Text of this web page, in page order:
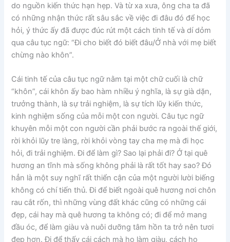
do nguồn kiến thức hạn hẹp. Và từ xa xưa, ông cha ta đã
có những nhận thức rất sâu sắc về việc đi đâu đó để học
hỏi, ý thức ấy đã được đúc rút một cách tinh tế và dí dỏm
qua câu tục ngữ: “Đi cho biết đó biết đâu/Ở nhà với mẹ biết
chừng nào khôn”.
Cái tinh tế của câu tục ngữ nằm tại một chữ cuối là chữ
“khôn”, cái khôn ấy bao hàm nhiều ý nghĩa, là sự già dặn,
trưởng thành, là sự trải nghiệm, là sự tích lũy kiến thức,
kinh nghiệm sống của mỗi một con người. Câu tục ngữ
khuyên mỗi một con người cần phải bước ra ngoài thế giới,
rời khỏi lũy tre làng, rời khỏi vòng tay cha mẹ mà đi học
hỏi, đi trải nghiệm. Đi để làm gì? Sao lại phải đi? Ở tại quê
hương an tĩnh mà sống không phải là rất tốt hay sao? Đó
hẳn là một suy nghĩ rất thiển cận của một người lười biếng
không có chí tiến thủ. Đi để biết ngoài quê hương nơi chôn
rau cắt rốn, thì những vùng đất khác cũng có những cái
đẹp, cái hay mà quê hương ta không có; đi để mở mang
đầu óc, để làm giàu và nuôi dưỡng tâm hồn ta trở nên tươi
đẹp hơn. Đi để thấy cái cách mà họ làm giàu, cách họ